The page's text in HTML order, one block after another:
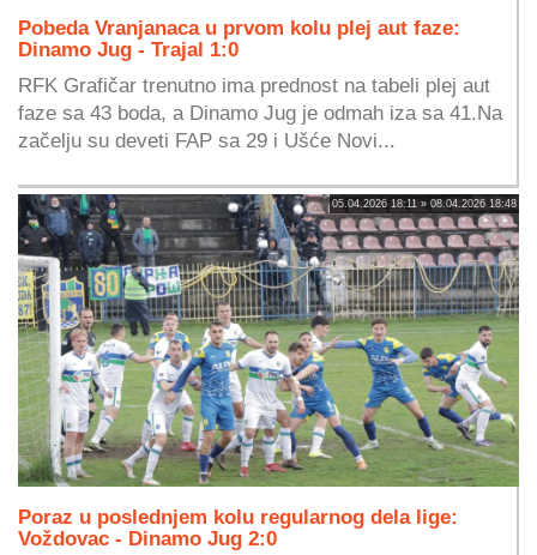
Pobeda Vranjanaca u prvom kolu plej aut faze:
Dinamo Jug - Trajal 1:0
RFK Grafičar trenutno ima prednost na tabeli plej aut
faze sa 43 boda, a Dinamo Jug je odmah iza sa 41.Na
začelju su deveti FAP sa 29 i Ušće Novi...
05.04.2026 18:11 » 08.04.2026 18:48
Poraz u poslednjem kolu regularnog dela lige:
Voždovac - Dinamo Jug 2:0